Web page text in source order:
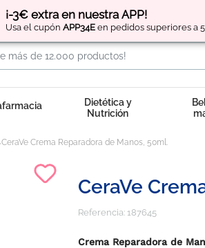
¡-3€ extra en nuestra APP!
Usa el cupón APP34E en pedidos superiores a
Regístratey obtén
Dietética y
Nutrición
CeraVe Crema Reparadora de Manos, 50ml.
CeraVe
Referencia: 187645
Crema Reparadora de